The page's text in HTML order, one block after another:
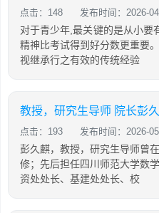
点击：148 发布时间：2026-
对于青少年,最关键的是从小要
精神比考试得到好分数更重要
视继承行之有效的传统经验
教授，研究生导师 院长彭
点击：193 发布时间：2026-
彭久麒，教授，研究生导师曾
修；先后担任四川师范大学数
资处处长、基建处处长、校